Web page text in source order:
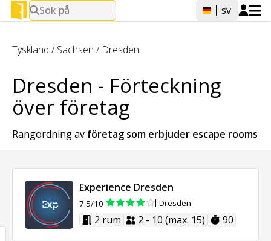
Sök på sv
Tyskland /Sachsen / Dresden
Dresden - Förteckning
över företag
Rangordning av företag som erbjuder escape rooms
Experience Dresden
7.5/10 Dresden
2 rum 2 - 10 (max. 15) 90